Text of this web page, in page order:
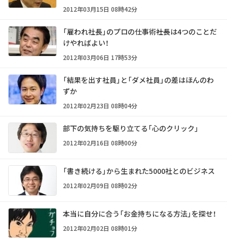
2012年03月15日 08時42分
「雇われ社長」のプロの仕事術――社長は4つのことだ
けやればよい！
2012年03月06日 17時53分
「結果を出す社員」と「ダメ社員」の差はほんのわ
ずか
2012年02月23日 08時04分
部下の気持ちを駆り立てる「心のクリック」
2012年02月16日 08時00分
「書き続ける」から生まれた5000社とのビジネス
2012年02月09日 08時02分
本当に自分に合う「お金持ちになる方法」を探せ！
2012年02月02日 08時01分